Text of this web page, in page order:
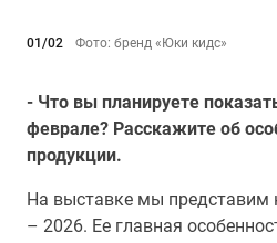
01/02 Фото: бренд «Юки кидс»
- Что вы планируете
феврале? Расскажите об
продукции.
На выставке мы представим
– 2026. Ее главная